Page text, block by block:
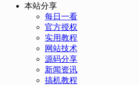
本站分享
每日一看
官方授权
实用教程
网站技术
源码分享
新闻资讯
搞机教程